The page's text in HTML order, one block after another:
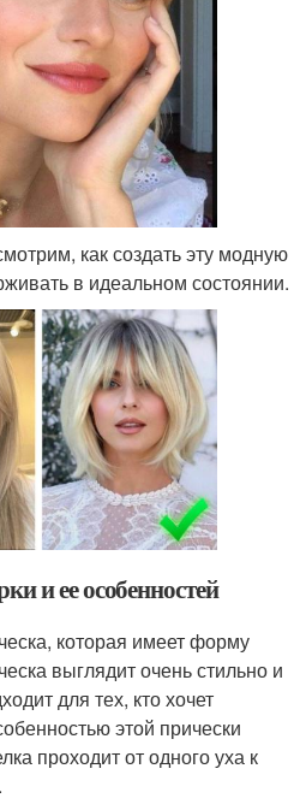
как создать эту модную
в идеальном состоянии.
и ее особенностей
которая имеет форму
выглядит очень стильно и
для тех, кто хочет
этой прически
проходит от одного уха к